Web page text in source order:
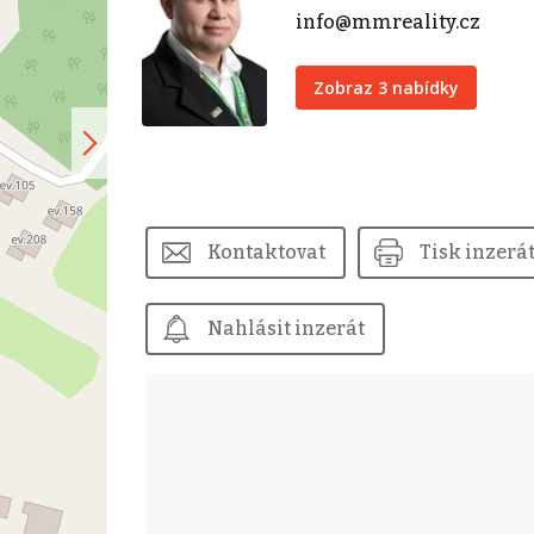
info@mmreality.cz
Zobraz 3 nabídky
Kontaktovat Tisk
Nahlásit inzerát